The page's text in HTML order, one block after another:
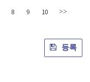
8 9 10 >>
등록